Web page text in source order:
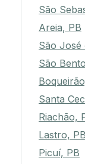
São
Areia, PB
São José
São
Santa
Riachão,
Lastro, PB
Picuí, PB